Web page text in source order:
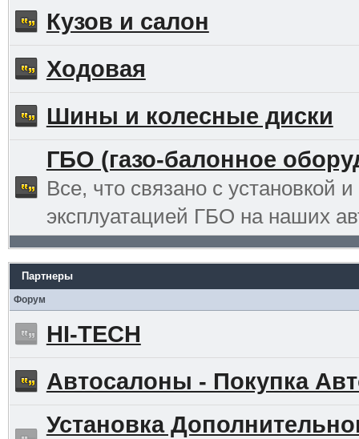
Кузов и салон
Ходовая
Шины и колесные диски
ГБО (газо-балонное
Все, что связано с установкой и
эксплуатацией ГБО на наших
Партнеры
Форум
HI-TECH
Автосалоны - Покупка
Установка